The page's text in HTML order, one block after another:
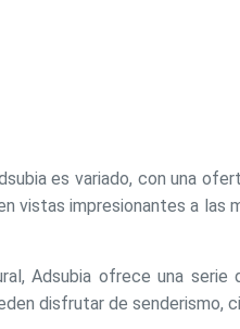
es variado, con una
vistas impresionantes a las
Adsubia ofrece una
disfrutar de senderismo,
del
Estas
hábitos